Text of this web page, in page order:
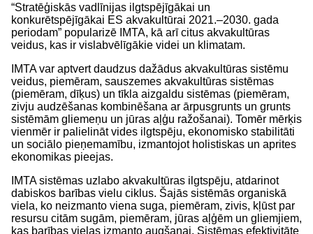
“Stratēģiskās vadlīnijas ilgtspējīgākai un
konkurētspējīgākai ES akvakultūrai 2021.–2030. gada
periodam” popularizē IMTA, kā arī citus akvakultūras
veidus, kas ir vislabvēlīgākie videi un klimatam.
IMTA var aptvert daudzus dažādus akvakultūras sistēmu
veidus, piemēram, sauszemes akvakultūras sistēmas
(piemēram, dīķus) un tīkla aizgaldu sistēmas (piemēram,
zivju audzēšanas kombinēšana ar ārpusgrunts un grunts
sistēmām gliemeņu un jūras aļģu ražošanai). Tomēr mērķis
vienmēr ir palielināt vides ilgtspēju, ekonomisko stabilitāti
un sociālo pieņemamību, izmantojot holistiskas un aprites
ekonomikas pieejas.
IMTA sistēmas uzlabo akvakultūras ilgtspēju, atdarinot
dabiskos barības vielu ciklus. Šajās sistēmās organiskā
viela, ko neizmanto viena suga, piemēram, zivis, kļūst par
resursu citām sugām, piemēram, jūras aļģēm un gliemjiem,
kas barības vielas izmanto augšanai. Sistēmas efektivitāte